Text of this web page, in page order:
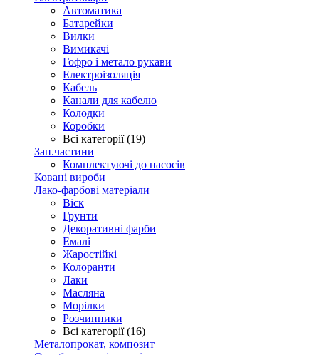
Автоматика
Батарейки
Вилки
Вимикачі
Гофро і метало рукави
Електроізоляція
Кабель
Канали для кабелю
Колодки
Коробки
Всі категорії (19)
Зап.частини
Комплектуючі до насосів
Ковані вироби
Лако-фарбові матеріали
Віск
Грунти
Декоративні фарби
Емалі
Жаростійкі
Колоранти
Лаки
Масляна
Морілки
Розчинники
Всі категорії (16)
Металопрокат, композит